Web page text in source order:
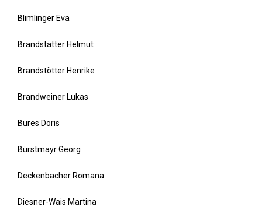
Blimlinger Eva
Brandstätter Helmut
Brandstötter Henrike
Brandweiner Lukas
Bures Doris
Bürstmayr Georg
Deckenbacher Romana
Diesner-Wais Martina